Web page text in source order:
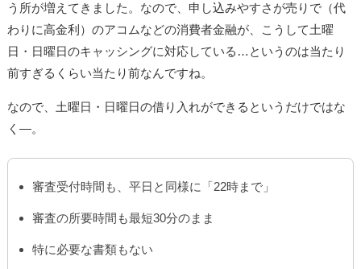
う所が増えてきました。なので、申し込みやすさが売りで（代
わりに高金利）のアコムなどの消費者金融が、こうして土曜
日・日曜日のキャッシングに対応している…というのは当たり
前すぎるくらい当たり前なんですね。
なので、土曜日・日曜日の借り入れができるというだけではな
く―。
審査受付時間も、平日と同様に「22時まで」
審査の所要時間も最短30分のまま
特に必要な書類もない